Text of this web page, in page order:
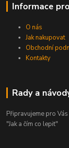
Informace
O nás
Jak nakupovat
Obchodní
Kontakty
Rady a
Připravujeme pro
"Jak a čím co lepit"